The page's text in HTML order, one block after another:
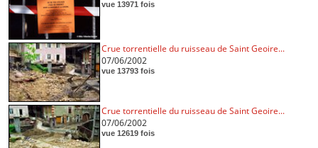
vue 13971 fois
Crue torrentielle du ruisseau de Saint Geoire...
07/06/2002
vue 13793 fois
Crue torrentielle du ruisseau de Saint Geoire...
07/06/2002
vue 12619 fois